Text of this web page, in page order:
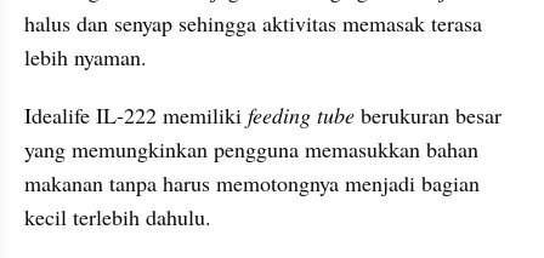
halus dan senyap sehingga aktivitas memasak terasa
lebih nyaman.
Idealife IL-222 memiliki feeding tube berukuran besar
yang memungkinkan pengguna memasukkan bahan
makanan tanpa harus memotongnya menjadi bagian
kecil terlebih dahulu.